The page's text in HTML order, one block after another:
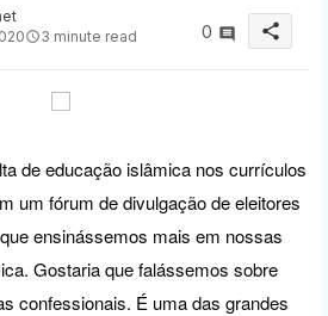
3 minute read 0 share
de educação islâmica nos currículos
um fórum de divulgação de eleitores
ensinássemos mais em nossas
Gostaria que falássemos sobre
confessionais. É uma das grandes